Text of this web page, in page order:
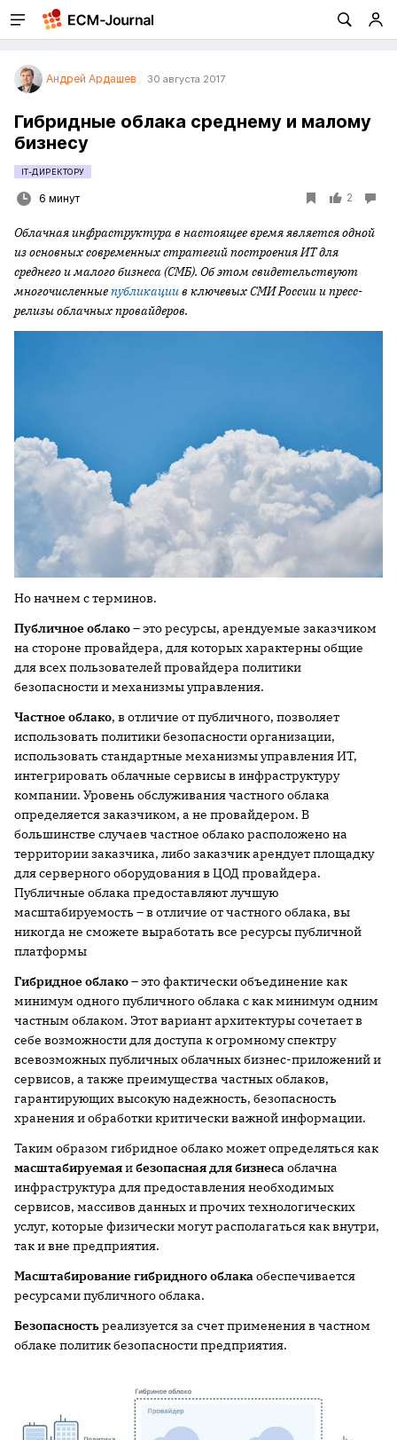
Андрей Ардашев 30 августа 2017
Гибридные облака среднему и малому
бизнесу
IT-ДИРЕКТОРУ
6 минут 2
Облачная инфраструктура в настоящее время является одной
из основных современных стратегий построения ИТ для
среднего и малого бизнеса (СМБ). Об этом свидетельствуют
многочисленныепубликациив ключевых СМИ России и пресс-
релизы облачных провайдеров.
Но начнем с терминов.
Публичное облако– это ресурсы, арендуемые заказчиком
на стороне провайдера, для которых характерны общие
для всех пользователей провайдера политики
безопасности и механизмы управления.
Частное облако, в отличие от публичного, позволяет
использовать политики безопасности организации,
использовать стандартные механизмы управления ИТ,
интегрировать облачные сервисы в инфраструктуру
компании. Уровень обслуживания частного облака
определяется заказчиком, а не провайдером. В
большинстве случаев частное облако расположено на
территории заказчика, либо заказчик арендует площадку
для серверного оборудования в ЦОД провайдера.
Публичные облака предоставляют лучшую
масштабируемость – в отличие от частного облака, вы
никогда не сможете выработать все ресурсы публичной
платформы
Гибридное облако– это фактически объединение как
минимум одного публичного облака с как минимум одним
частным облаком. Этот вариант архитектуры сочетает в
себе возможности для доступа к огромному спектру
всевозможных публичных облачных бизнес-приложений и
сервисов, а также преимущества частных облаков,
гарантирующих высокую надежность, безопасность
хранения и обработки критически важной информации.
Таким образом гибридное облако может определяться как
масштабируемаяибезопасная для бизнеса облачна
инфраструктура для предоставления необходимых
сервисов, массивов данных и прочих технологических
услуг, которые физически могут располагаться как внутри,
так и вне предприятия.
Масштабирование гибридного облака обеспечивается
ресурсами публичного облака.
Безопасностьреализуется за счет применения в частном
облаке политик безопасности предприятия.